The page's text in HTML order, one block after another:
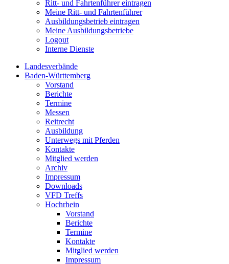
Ritt- und Fahrtenführer eintragen
Meine Ritt- und Fahrtenführer
Ausbildungsbetrieb eintragen
Meine Ausbildungsbetriebe
Logout
Interne Dienste
Landesverbände
Baden-Württemberg
Vorstand
Berichte
Termine
Messen
Reitrecht
Ausbildung
Unterwegs mit Pferden
Kontakte
Mitglied werden
Archiv
Impressum
Downloads
VFD Treffs
Hochrhein
Vorstand
Berichte
Termine
Kontakte
Mitglied werden
Impressum